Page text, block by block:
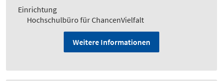
Einrichtung
Hochschulbüro für ChancenVielfalt
Weitere Informationen